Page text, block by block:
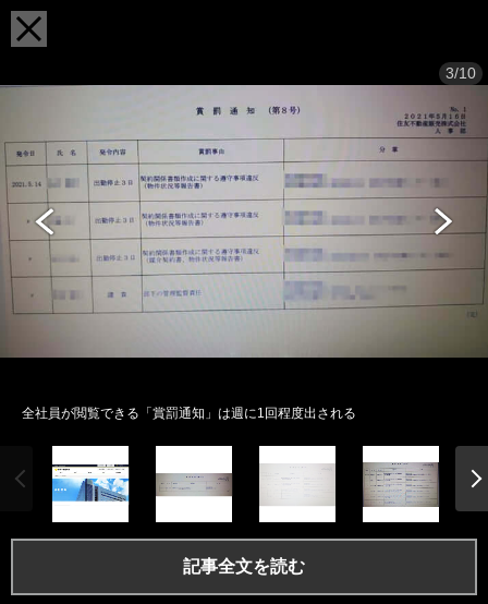
3/10
全社員が閲覧できる「賞罰通知」は週に1回程度出される
記事全文を読む